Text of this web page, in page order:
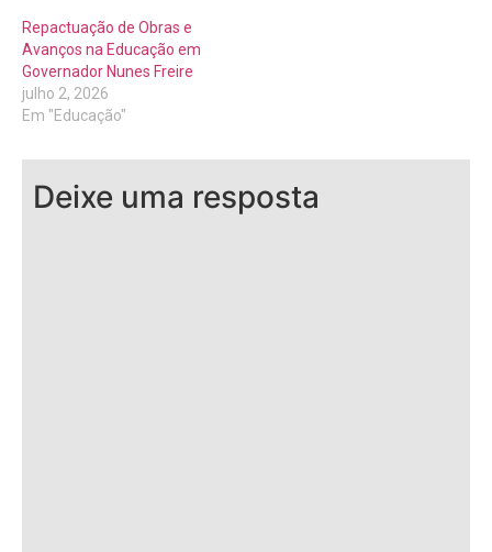
Repactuação de Obras e
Avanços na Educação em
Governador Nunes Freire
julho 2, 2026
Em "Educação"
Deixe uma resposta